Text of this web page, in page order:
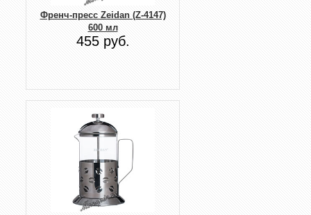
Френч-пресс Zeidan (Z-4147)
600 мл
455 руб.